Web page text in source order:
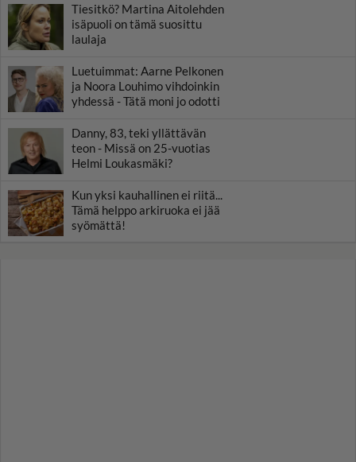
Tiesitkö? Martina Aitolehden
isäpuoli on tämä suosittu
laulaja
Luetuimmat: Aarne Pelkonen
ja Noora Louhimo vihdoinkin
yhdessä - Tätä moni jo odotti
Danny, 83, teki yllättävän
teon - Missä on 25-vuotias
Helmi Loukasmäki?
Kun yksi kauhallinen ei riitä...
Tämä helppo arkiruoka ei jää
syömättä!